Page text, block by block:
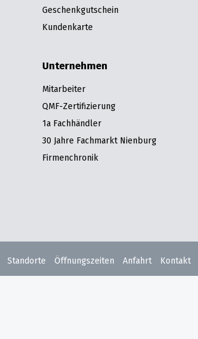
Geschenkgutschein
Kundenkarte
Unternehmen
Mitarbeiter
QMF-Zertifizierung
1a Fachhändler
30 Jahre Fachmarkt Nienburg
Firmenchronik
Standorte Öffnungszeiten Anfahrt Kontakt